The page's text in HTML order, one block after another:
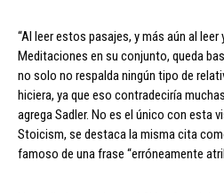
“Al leer estos pasajes, y más aún al leer
Meditaciones en su conjunto, queda
no solo no respalda ningún tipo de
hiciera, ya que eso contradeciría
agrega Sadler. No es el único con esta
Stoicism, se destaca la misma cita
famoso de una frase “erróneamente